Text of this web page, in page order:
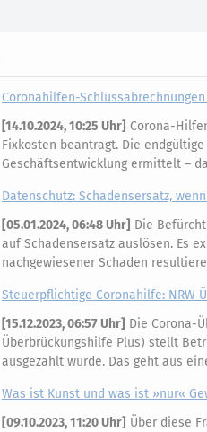
Coronahilfen-
[14.10.2024, 10:25 Uhr] Corona-
Fixkosten beantragt. Die
Geschäftsentwicklung ermittelt –
Datenschutz: Schadensersatz,
[05.01.2024, 06:48 Uhr] Die
auf Schadensersatz auslösen. Es
nachgewiesener Schaden
Steuerpflichtige Coronahilfe: NRW
[15.12.2023, 06:57 Uhr] Die Corona-
Überbrückungshilfe Plus) stellt
ausgezahlt wurde. Das geht aus
Was ist Kunst und was ist »nur«
[09.10.2023, 11:20 Uhr] Über diese